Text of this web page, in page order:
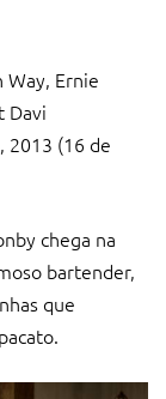
Way, Ernie
Davi
2013 (16 de
chega na
bartender,
que